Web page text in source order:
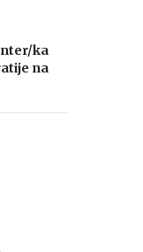
ka
na